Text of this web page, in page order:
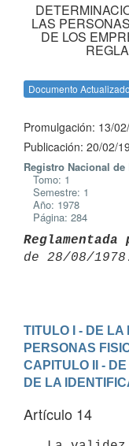
LAS
DE LOS
Documento Actualizado
Promulgación: 13/
Publicación: 20/02/
Registro Nacional de
Tomo: 1
Semestre: 1
Año: 1978
Página: 284
Reglamentada
TITULO I - DE LA
PERSONAS
CAPITULO II -
DE LA
Artículo 14